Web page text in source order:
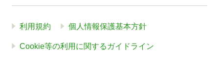
利用規約 個人情報保護基本方針
Cookie等の利用に関するガイドライン